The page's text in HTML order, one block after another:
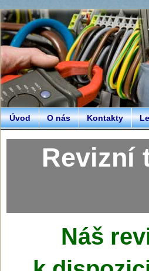
Úvod O nás Kontakty
Revizní
Náš